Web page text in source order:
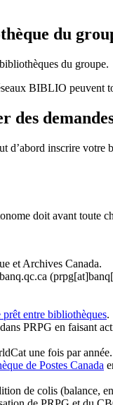
du
du groupe.
BIBLIO
d’abord inscrire
doit avant toute
et Archives Canada.
banq.qc.ca
prêt entre bibliothèques.
PRPG en faisant
une fois par année.
de Postes Canada
de colis (balance,